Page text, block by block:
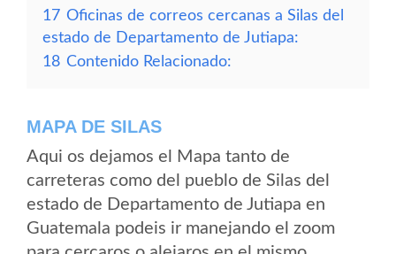
17 Oficinas de correos cercanas a Silas del
estado de Departamento de Jutiapa:
18 Contenido Relacionado:
MAPA DE SILAS
Aqui os dejamos el Mapa tanto de
carreteras como del pueblo de Silas del
estado de Departamento de Jutiapa en
Guatemala podeis ir manejando el zoom